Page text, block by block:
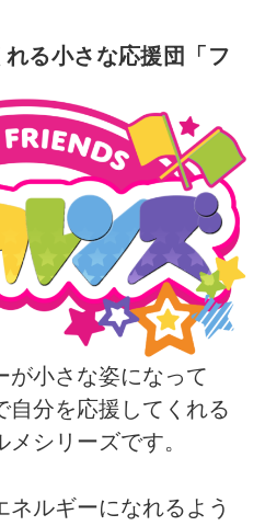
る小さな応援団「フ
が小さな姿になって
自分を応援してくれる
シリーズです。
ルギーになれるよう